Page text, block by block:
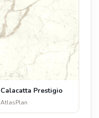
Calacatta Prestigio
AtlasPlan